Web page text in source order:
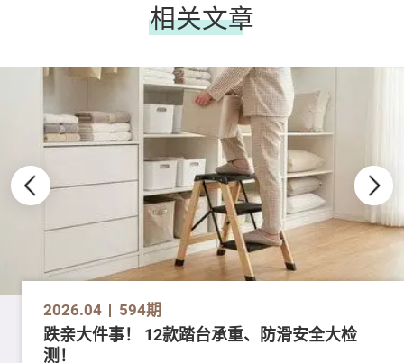
相关文章
2026.04 594期
跌亲大件事！ 12款踏台承重、防滑安全大检
测！